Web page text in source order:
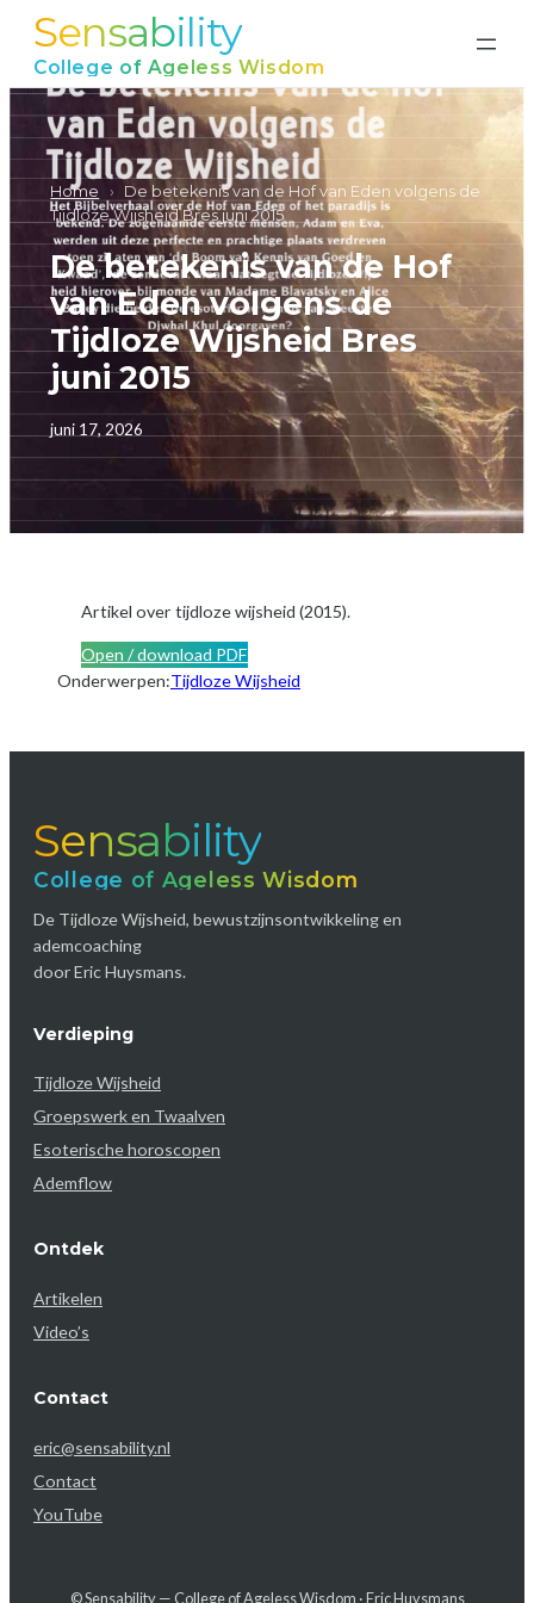
naar
inhoud
Sensability
College of Ageless Wisdom
Home ›
De betekenis van de Hof van Eden volgens de
Tijdloze Wijsheid Bres juni 2015
De betekenis van de Hof
van Eden volgens de
Tijdloze Wijsheid Bres
juni 2015
juni 17, 2026
Artikel over tijdloze wijsheid (2015).
Open / download PDF
Onderwerpen:Tijdloze Wijsheid
Sensability
College of Ageless Wisdom
De Tijdloze Wijsheid, bewustzijnsontwikkeling en
ademcoaching
door Eric Huysmans.
Verdieping
Tijdloze Wijsheid
Groepswerk en Twaalven
Esoterische horoscopen
Ademflow
Ontdek
Artikelen
Video’s
Contact
eric@sensability.nl
Contact
YouTube
© Sensability — College of Ageless Wisdom · Eric Huysmans